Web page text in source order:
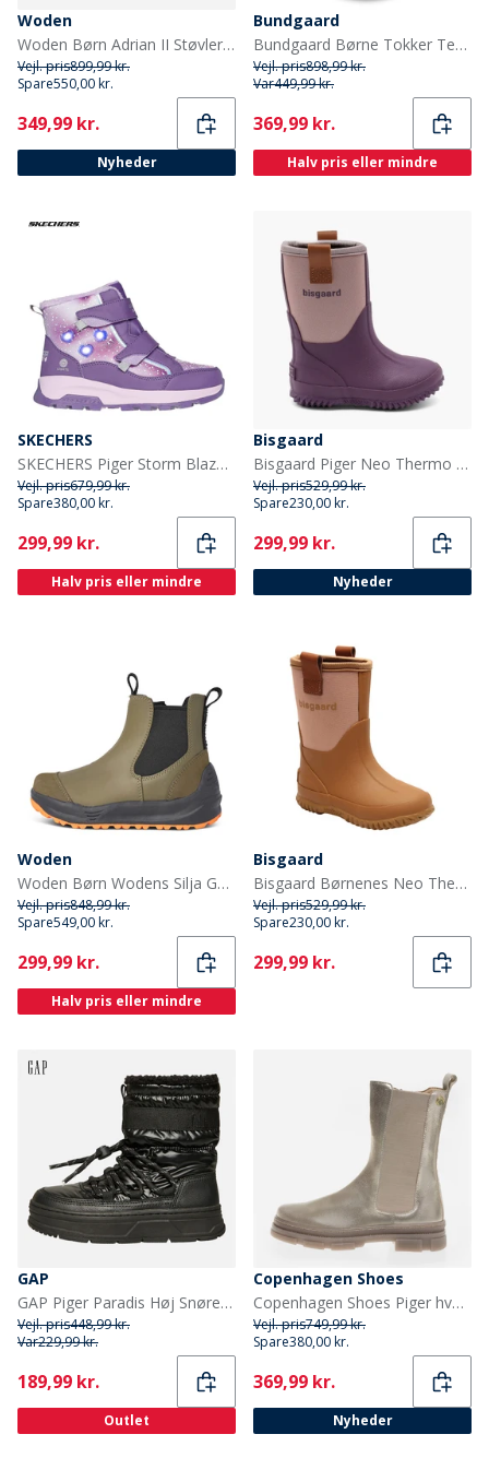
Woden
Woden Børn Adrian II Støvler 849 Ballerina
Vejl. pris899,99 kr.
Spare550,00 kr.
Current
349,99 kr.
Nyheder
Bundgaard
Bundgaard Børne Tokker Tex Støvler Flaske Grøn
Vejl. pris898,99 kr.
Var449,99 kr.
Current
369,99 kr.
Halv pris eller mindre
SKECHERS
SKECHERS Piger Storm Blazer Vandtætte Sko Lilla
Vejl. pris679,99 kr.
Spare380,00 kr.
Current
299,99 kr.
Halv pris eller mindre
Bisgaard
Bisgaard Piger Neo Thermo Støvler Plum
Vejl. pris529,99 kr.
Spare230,00 kr.
Current
299,99 kr.
Nyheder
Woden
Woden Børn Wodens Silja Gummistøvler 295 Dark Olive
Vejl. pris848,99 kr.
Spare549,00 kr.
Current
299,99 kr.
Halv pris eller mindre
Bisgaard
Bisgaard Børnenes Neo Thermo Gummistøvler Nud
Vejl. pris529,99 kr.
Spare230,00 kr.
Current
299,99 kr.
GAP
GAP Piger Paradis Høj Snøre Snesko Sort
Vejl. pris448,99 kr.
Var229,99 kr.
Current
189,99 kr.
Outlet
Copenhagen Shoes
Copenhagen Shoes Piger hverdag Piger støvler 0051 Gold
Vejl. pris749,99 kr.
Spare380,00 kr.
Current
369,99 kr.
Nyheder